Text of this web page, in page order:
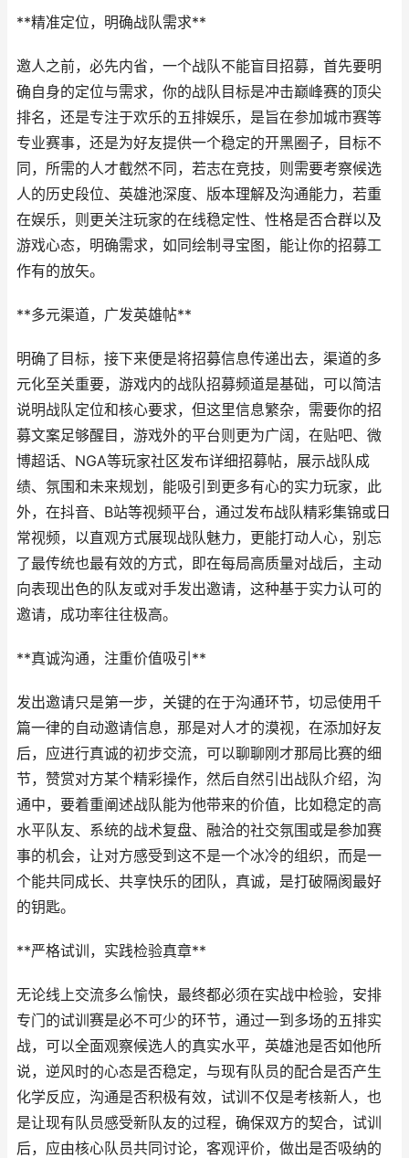
**精准定位，明确战队需求**
邀人之前，必先内省，一个战队不能盲目招募，首先要明
确自身的定位与需求，你的战队目标是冲击巅峰赛的顶尖
排名，还是专注于欢乐的五排娱乐，是旨在参加城市赛等
专业赛事，还是为好友提供一个稳定的开黑圈子，目标不
同，所需的人才截然不同，若志在竞技，则需要考察候选
人的历史段位、英雄池深度、版本理解及沟通能力，若重
在娱乐，则更关注玩家的在线稳定性、性格是否合群以及
游戏心态，明确需求，如同绘制寻宝图，能让你的招募工
作有的放矢。
**多元渠道，广发英雄帖**
明确了目标，接下来便是将招募信息传递出去，渠道的多
元化至关重要，游戏内的战队招募频道是基础，可以简洁
说明战队定位和核心要求，但这里信息繁杂，需要你的招
募文案足够醒目，游戏外的平台则更为广阔，在贴吧、微
博超话、NGA等玩家社区发布详细招募帖，展示战队成
绩、氛围和未来规划，能吸引到更多有心的实力玩家，此
外，在抖音、B站等视频平台，通过发布战队精彩集锦或日
常视频，以直观方式展现战队魅力，更能打动人心，别忘
了最传统也最有效的方式，即在每局高质量对战后，主动
向表现出色的队友或对手发出邀请，这种基于实力认可的
邀请，成功率往往极高。
**真诚沟通，注重价值吸引**
发出邀请只是第一步，关键的在于沟通环节，切忌使用千
篇一律的自动邀请信息，那是对人才的漠视，在添加好友
后，应进行真诚的初步交流，可以聊聊刚才那局比赛的细
节，赞赏对方某个精彩操作，然后自然引出战队介绍，沟
通中，要着重阐述战队能为他带来的价值，比如稳定的高
水平队友、系统的战术复盘、融洽的社交氛围或是参加赛
事的机会，让对方感受到这不是一个冰冷的组织，而是一
个能共同成长、共享快乐的团队，真诚，是打破隔阂最好
的钥匙。
**严格试训，实践检验真章**
无论线上交流多么愉快，最终都必须在实战中检验，安排
专门的试训赛是必不可少的环节，通过一到多场的五排实
战，可以全面观察候选人的真实水平，英雄池是否如他所
说，逆风时的心态是否稳定，与现有队员的配合是否产生
化学反应，沟通是否积极有效，试训不仅是考核新人，也
是让现有队员感受新队友的过程，确保双方的契合，试训
后，应由核心队员共同讨论，客观评价，做出是否吸纳的